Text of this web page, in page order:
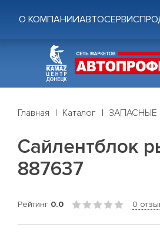
О КОМПАНИИАВТОСЕРВИС
Главная Каталог ЗАПАСНЫЕ
Сайлентблок
887637
Рейтинг 0.0 0